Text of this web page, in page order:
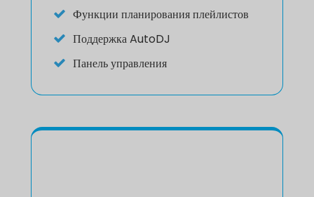
Функции планирования плейлистов
Поддержка AutoDJ
Панель управления